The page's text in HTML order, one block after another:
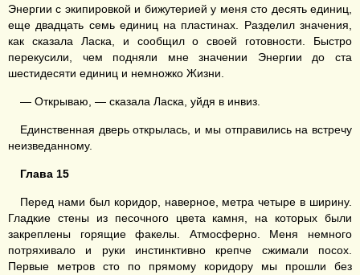
Энергии с экипировкой и бижутерией у меня сто десять единиц,
еще двадцать семь единиц на пластинах. Разделил значения,
как сказала Ласка, и сообщил о своей готовности. Быстро
перекусили, чем подняли мне значении Энергии до ста
шестидесяти единиц и немножко Жизни.
— Открываю, — сказала Ласка, уйдя в инвиз.
Единственная дверь открылась, и мы отправились на встречу
неизведанному.
Глава 15
Перед нами был коридор, наверное, метра четыре в ширину.
Гладкие стены из песочного цвета камня, на которых были
закреплены горящие факелы. Атмосферно. Меня немного
потряхивало и руки инстинктивно крепче сжимали посох.
Первые метров сто по прямому коридору мы прошли без